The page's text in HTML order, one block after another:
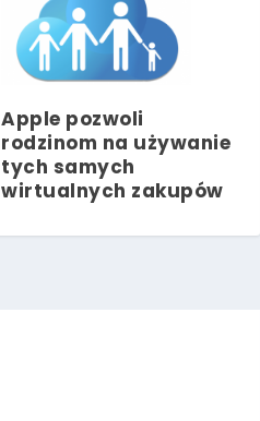
Apple pozwoli
rodzinom na używanie
tych samych
wirtualnych zakupów